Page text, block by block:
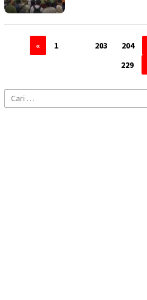
« 1 203 204
229
Cari
untuk: